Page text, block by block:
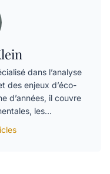
dans l’analyse
des enjeux d’éco-
d’années, il couvre
les…